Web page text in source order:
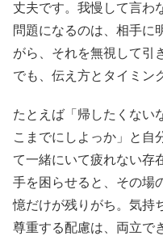
丈夫です。我慢して言わ
問題になるのは、相手に
がら、それを無視して引
でも、伝え方とタイミン
たとえば「帰したくない
こまでにしよっか」と自
て一緒にいて疲れない存
手を困らせると、その場
憶だけが残りがち。気持
尊重する配慮は、両立で